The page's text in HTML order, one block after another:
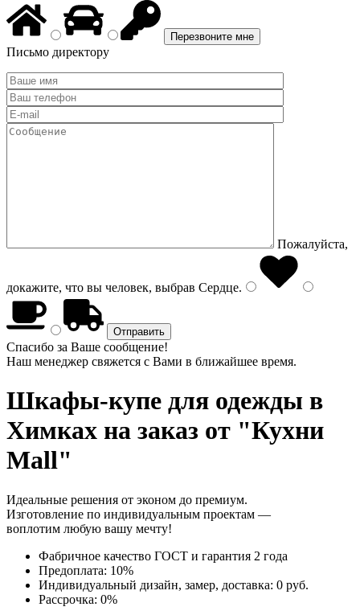
Письмо директору
Пожалуйста,
докажите, что вы человек, выбрав Сердце.
Спасибо за Ваше сообщение!
Наш менеджер свяжется с Вами в ближайшее время.
Шкафы-купе для одежды в
Химках на заказ от "Кухни
Mall"
Идеальные решения от эконом до премиум.
Изготовление по индивидуальным проектам —
воплотим любую вашу мечту!
Фабричное качество ГОСТ и гарантия 2 года
Предоплата: 10%
Индивидуальный дизайн, замер, доставка: 0 руб.
Рассрочка: 0%